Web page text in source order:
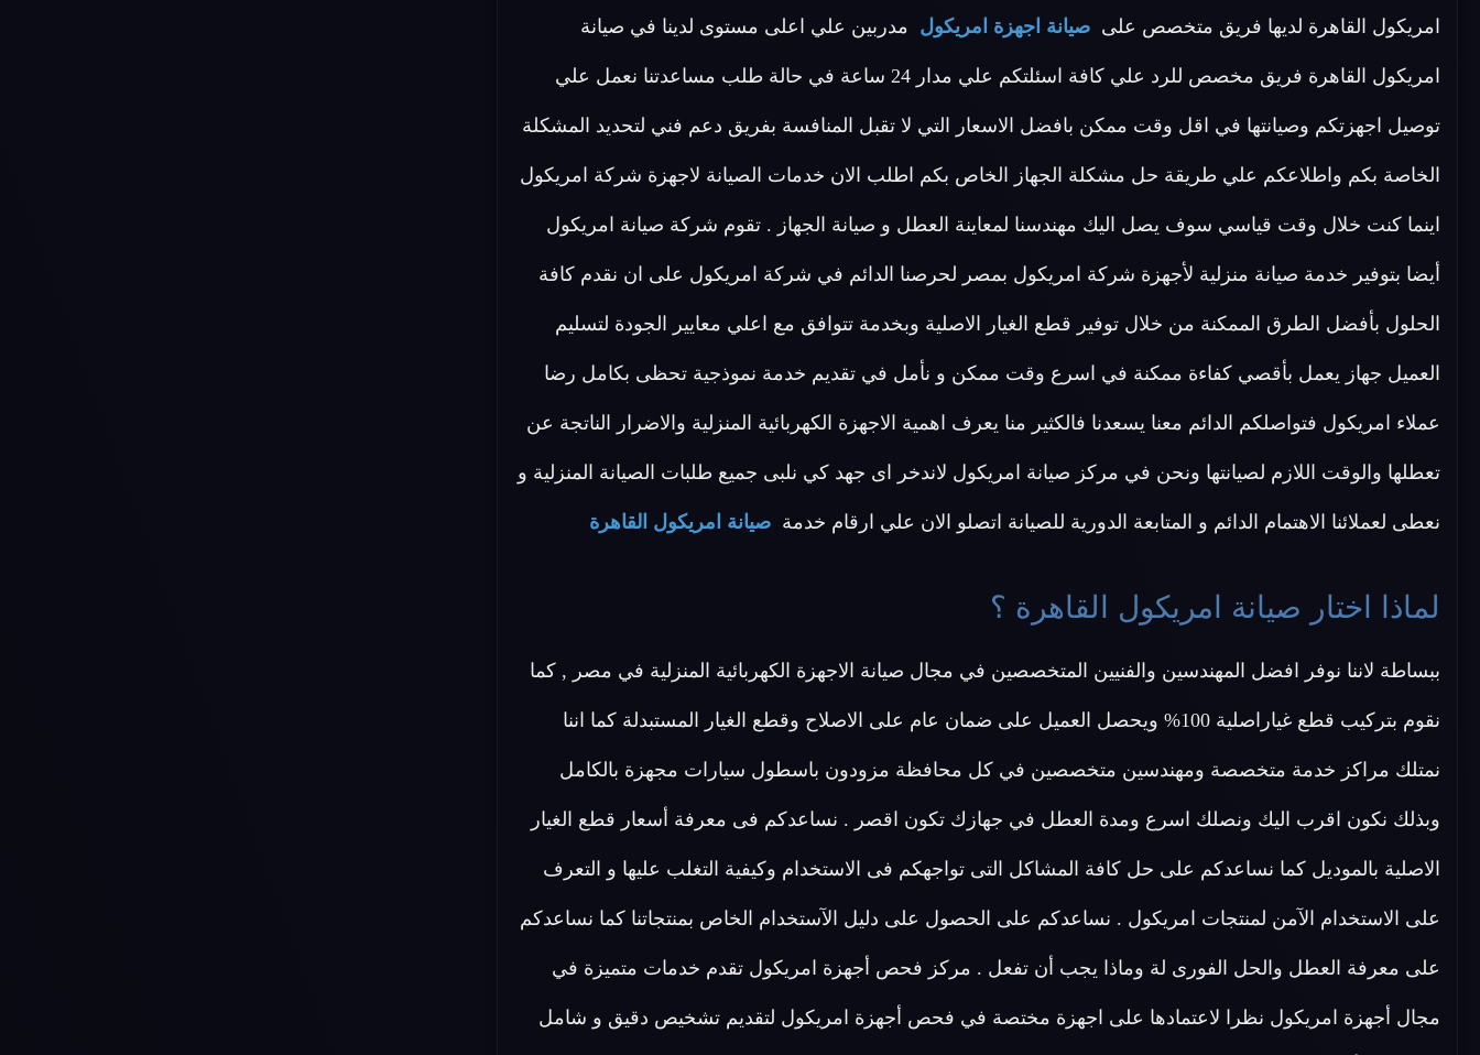
امريكول القاهرة لديها فريق متخصص على صيانة اجهزة امريكول مدربين علي اعلى مستوى لدينا في صيانة
امريكول القاهرة فريق مخصص للرد علي كافة اسئلتكم علي مدار 24 ساعة في حالة طلب مساعدتنا نعمل علي
توصيل اجهزتكم وصيانتها في اقل وقت ممكن بافضل الاسعار التي لا تقبل المنافسة بفريق دعم فني لتحديد المشكلة
الخاصة بكم واطلاعكم علي طريقة حل مشكلة الجهاز الخاص بكم اطلب الان خدمات الصيانة لاجهزة شركة امريكول
اينما كنت خلال وقت قياسي سوف يصل اليك مهندسنا لمعاينة العطل و صيانة الجهاز . تقوم شركة صيانة امريكول
أيضا بتوفير خدمة صيانة منزلية لأجهزة شركة امريكول بمصر لحرصنا الدائم في شركة امريكول على ان نقدم كافة
الحلول بأفضل الطرق الممكنة من خلال توفير قطع الغيار الاصلية وبخدمة تتوافق مع اعلي معايير الجودة لتسليم
العميل جهاز يعمل بأقصي كفاءة ممكنة في اسرع وقت ممكن و نأمل في تقديم خدمة نموذجية تحظى بكامل رضا
عملاء امريكول فتواصلكم الدائم معنا يسعدنا فالكثير منا يعرف اهمية الاجهزة الكهربائية المنزلية والاضرار الناتجة عن
تعطلها والوقت اللازم لصيانتها ونحن في مركز صيانة امريكول لاندخر اى جهد كي نلبى جميع طلبات الصيانة المنزلية و
نعطى لعملائنا الاهتمام الدائم و المتابعة الدورية للصيانة اتصلو الان علي ارقام خدمة صيانة امريكول القاهرة
لماذا اختار صيانة امريكول القاهرة ؟
ببساطة لاننا نوفر افضل المهندسين والفنيين المتخصصين في مجال صيانة الاجهزة الكهربائية المنزلية في مصر , كما
نقوم بتركيب قطع غياراصلية 100% ويحصل العميل على ضمان عام على الاصلاح وقطع الغيار المستبدلة كما اننا
نمتلك مراكز خدمة متخصصة ومهندسين متخصصين في كل محافظة مزودون باسطول سيارات مجهزة بالكامل
وبذلك نكون اقرب اليك ونصلك اسرع ومدة العطل في جهازك تكون اقصر . نساعدكم فى معرفة أسعار قطع الغيار
الاصلية بالموديل كما نساعدكم على حل كافة المشاكل التى تواجهكم فى الاستخدام وكيفية التغلب عليها و التعرف
على الاستخدام الآمن لمنتجات امريكول . نساعدكم على الحصول على دليل الآستخدام الخاص بمنتجاتنا كما نساعدكم
على معرفة العطل والحل الفورى لة وماذا يجب أن تفعل . مركز فحص أجهزة امريكول تقدم خدمات متميزة في
مجال أجهزة امريكول نظرا لاعتمادها على اجهزة مختصة في فحص أجهزة امريكول لتقديم تشخيص دقيق و شامل